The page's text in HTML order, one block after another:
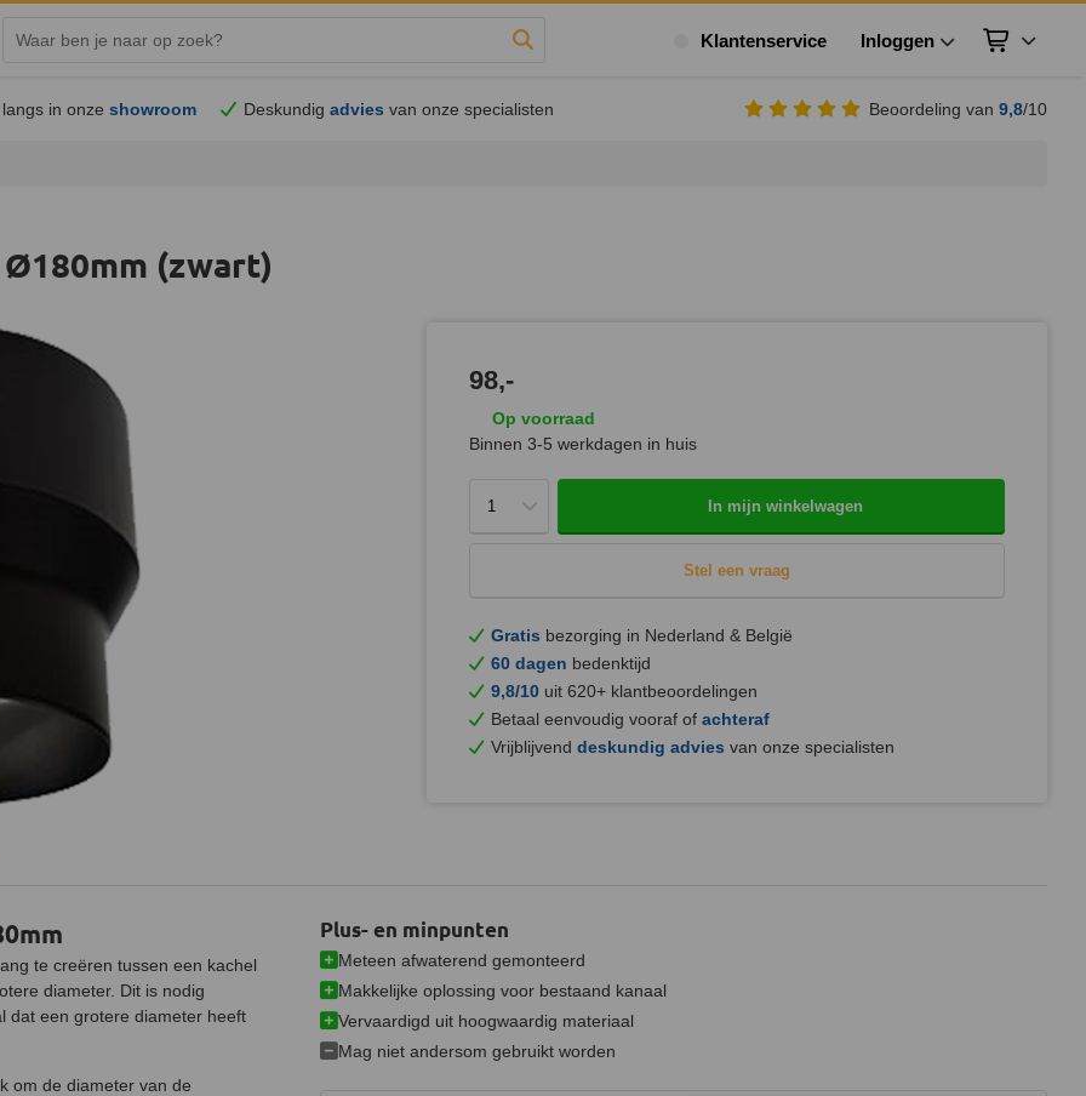
Klantenservice Inloggen Winkelwagen
langs in onzeshowroom Deskundigadvies van onze specialisten Beoordeling van 9,8/10
(zwart)
98,-
Op voorraad
Binnen 3-5 werkdagen in huis
In mijn winkelwagen
Stel een vraag
Gratis bezorging in Nederland & België
60 dagen bedenktijd
9,8/10 uit 620+ klantbeoordelingen
Betaal eenvoudig vooraf of achteraf
Vrijblijvend deskundig advies van onze specialisten
te creëren tussen een kachel
diameter. Dit is nodig
dat een grotere diameter heeft
om de diameter van de
Plus- en minpunten
Meteen afwaterend gemonteerd
Makkelijke oplossing voor bestaand kanaal
Vervaardigd uit hoogwaardig materiaal
Mag niet andersom gebruikt worden